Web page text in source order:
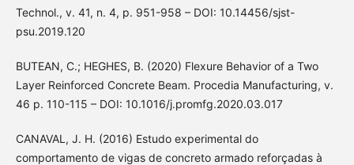
Technol., v. 41, n. 4, p. 951-958 – DOI: 10.14456/sjst-
psu.2019.120
BUTEAN, C.; HEGHES, B. (2020) Flexure Behavior of a Two
Layer Reinforced Concrete Beam. Procedia Manufacturing, v.
46 p. 110-115 – DOI: 10.1016/j.promfg.2020.03.017
CANAVAL, J. H. (2016) Estudo experimental do
comportamento de vigas de concreto armado reforçadas à